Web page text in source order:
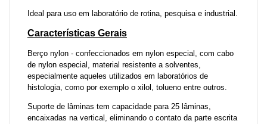
Ideal para uso em laboratório de rotina, pesquisa e industrial.
Características Gerais
Berço nylon - confeccionados em nylon especial, com cabo
de nylon especial, material resistente a solventes,
especialmente aqueles utilizados em laboratórios de
histologia, como por exemplo o xilol, tolueno entre outros.
Suporte de lâminas tem capacidade para 25 lâminas,
encaixadas na vertical, eliminando o contato da parte escrita